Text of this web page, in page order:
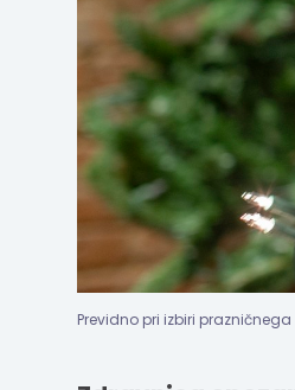
Previdno pri izbiri